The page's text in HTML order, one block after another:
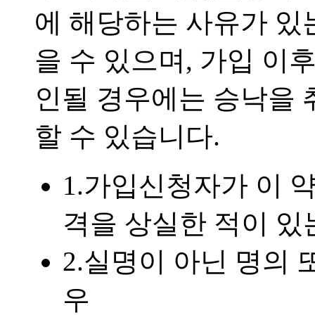
에 해당하는 사유가
을 수 있으며, 가입 이
인될 경우에는 승낙을
할 수 있습니다.
1.가입신청자가 이
격을 상실한 적이 있
2.실명이 아닌 명의
우